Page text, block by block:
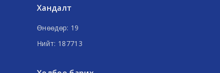
Хандалт
Өнөөдөр: 19
Нийт: 187713